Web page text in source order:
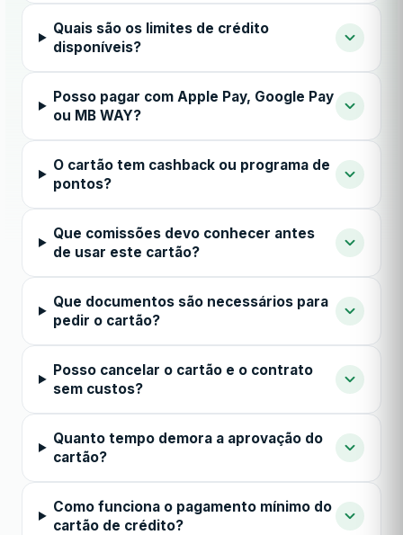
Quais são os limites de crédito
disponíveis?
Posso pagar com Apple Pay, Google Pay
ou MB WAY?
O cartão tem cashback ou programa de
pontos?
Que comissões devo conhecer antes
de usar este cartão?
Que documentos são necessários para
pedir o cartão?
Posso cancelar o cartão e o contrato
sem custos?
Quanto tempo demora a aprovação do
cartão?
Como funciona o pagamento mínimo do
cartão de crédito?